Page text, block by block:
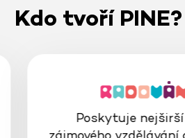
Kdo tvoří PINE?
Poskytuje